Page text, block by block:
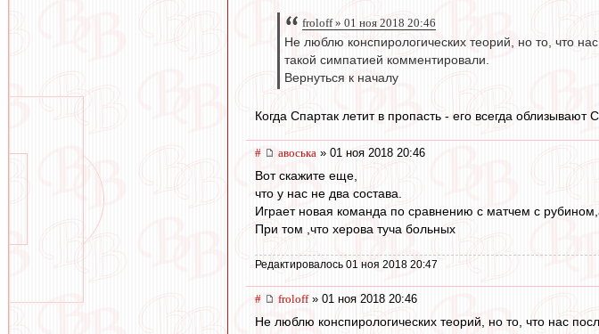
froloff » 01 ноя 2018 20:46
Не люблю конспирологических теорий, но то, что
такой симпатией комментировали.
Вернуться к началу
Когда Спартак летит в пропасть - его всегда облизывают
# авоська » 01 ноя 2018 20:46
Вот скажите еще,
что у нас не два состава.
Играет новая команда по сравнению с матчем с
При том ,что херова туча больных
Редактировалось 01 ноя 2018 20:47
# froloff» 01 ноя 2018 20:46
Не люблю конспирологических теорий, но то, что нас